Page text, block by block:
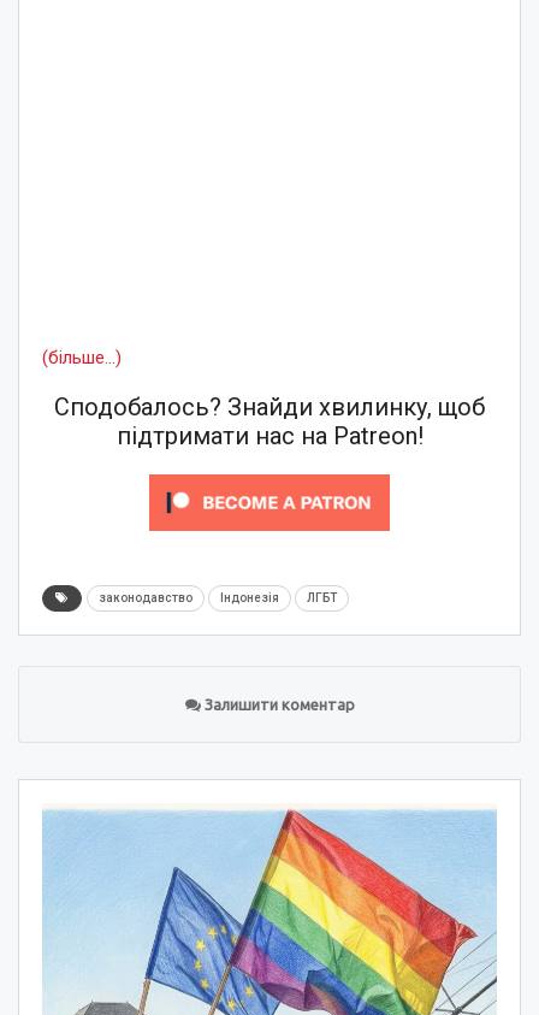
(більше…)
Сподобалось? Знайди хвилинку, щоб
підтримати нас на Patreon!
законодавство Індонезія ЛГБТ
Залишити коментар